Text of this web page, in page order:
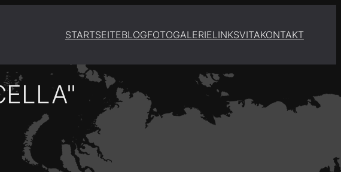
STARTSEITEBLOGFOTOGALERIELINKSVITAKONTAKT